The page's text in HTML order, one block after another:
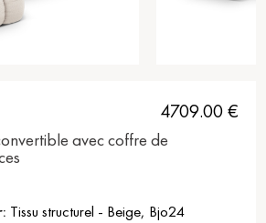
4709.00€
avec coffre de
Tissu structurel - Beige, Bjo24